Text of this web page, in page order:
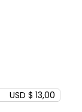
USD $ 13,00